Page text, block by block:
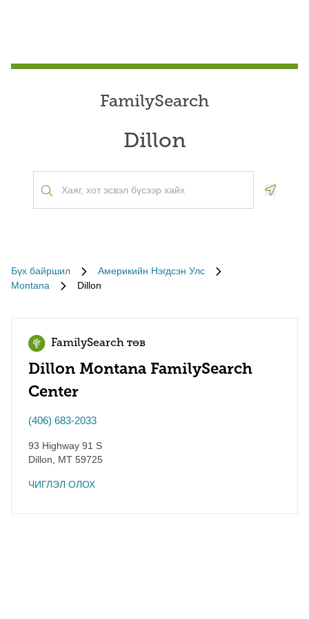
FamilySearch
Dillon
Бүх байршил
Америкийн Нэгдсэн Улс
Montana
Dillon
FamilySearch төв
Dillon Montana FamilySearch
Center
(406) 683-2033
93 Highway 91 S
Dillon
MT 59725
ЧИГЛЭЛ ОЛОХ